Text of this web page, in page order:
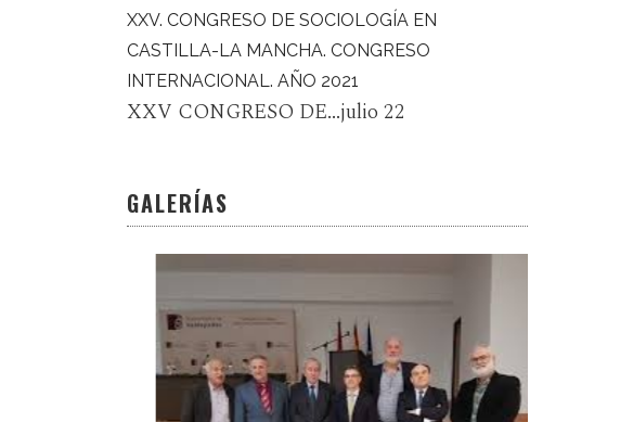
XXV. CONGRESO DE SOCIOLOGÍA EN
CASTILLA-LA MANCHA. CONGRESO
INTERNACIONAL. AÑO 2021
XXV CONGRESO DE...julio 22
GALERÍAS